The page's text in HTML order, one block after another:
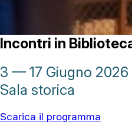
Incontri in
3 — 17 Giugno 2026
Sala storica
Scarica il programma